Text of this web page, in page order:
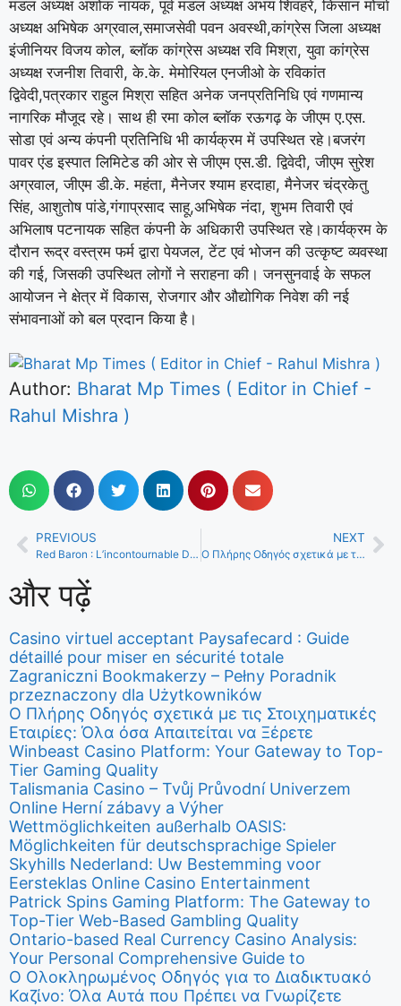
मंडल अध्यक्ष अशोक नायक, पूर्व मंडल अध्यक्ष अभय शिवहरे, किसान मोर्चा
अध्यक्ष अभिषेक अग्रवाल,समाजसेवी पवन अवस्थी,कांग्रेस जिला अध्यक्ष
इंजीनियर विजय कोल, ब्लॉक कांग्रेस अध्यक्ष रवि मिश्रा, युवा कांग्रेस
अध्यक्ष रजनीश तिवारी, के.के. मेमोरियल एनजीओ के रविकांत
द्विवेदी,पत्रकार राहुल मिश्रा सहित अनेक जनप्रतिनिधि एवं गणमान्य
नागरिक मौजूद रहे। साथ ही रमा कोल ब्लॉक रऊगढ़ के जीएम ए.एस.
सोडा एवं अन्य कंपनी प्रतिनिधि भी कार्यक्रम में उपस्थित रहे।बजरंग
पावर एंड इस्पात लिमिटेड की ओर से जीएम एस.डी. द्विवेदी, जीएम सुरेश
अग्रवाल, जीएम डी.के. महंता, मैनेजर श्याम हरदाहा, मैनेजर चंद्रकेतु
सिंह, आशुतोष पांडे,गंगाप्रसाद साहू,अभिषेक नंदा, शुभम तिवारी एवं
अभिलाष पटनायक सहित कंपनी के अधिकारी उपस्थित रहे।कार्यक्रम के
दौरान रूद्र वस्त्रम फर्म द्वारा पेयजल, टेंट एवं भोजन की उत्कृष्ट व्यवस्था
की गई, जिसकी उपस्थित लोगों ने सराहना की। जनसुनवाई के सफल
आयोजन ने क्षेत्र में विकास, रोजगार और औद्योगिक निवेश की नई
संभावनाओं को बल प्रदान किया है।
Author: Bharat Mp Times ( Editor in Chief -
Rahul Mishra )
PREVIOUS
Red Baron : L’incontournable Divertissement de Casino Iconique Inspiré de l’Expert de le Vol
NEXT
Ο Πλήρης Οδηγός σχετικά με το CasinoBossy: Ειδική Ανάλυση καθώς και Χαρακτηριστικά
और पढ़ें
Casino virtuel acceptant Paysafecard : Guide
détaillé pour miser en sécurité totale
Zagraniczni Bookmakerzy – Pełny Poradnik
przeznaczony dla Użytkowników
Ο Πλήρης Οδηγός σχετικά με τις Στοιχηματικές
Εταιρίες: Όλα όσα Απαιτείται να Ξέρετε
Winbeast Casino Platform: Your Gateway to Top-
Tier Gaming Quality
Talismania Casino – Tvůj Průvodní Univerzem
Online Herní zábavy a Výher
Wettmöglichkeiten außerhalb OASIS:
Möglichkeiten für deutschsprachige Spieler
Skyhills Nederland: Uw Bestemming voor
Eersteklas Online Casino Entertainment
Patrick Spins Gaming Platform: The Gateway to
Top-Tier Web-Based Gambling Quality
Ontario-based Real Currency Casino Analysis:
Your Personal Comprehensive Guide to
Ο Ολοκληρωμένος Οδηγός για το Διαδικτυακό
Καζίνο: Όλα Αυτά που Πρέπει να Γνωρίζετε